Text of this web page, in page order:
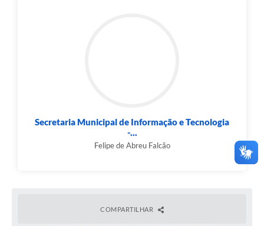
Secretaria Municipal de Informação e Tecnologia
-...
Felipe de Abreu Falcão
COMPARTILHAR